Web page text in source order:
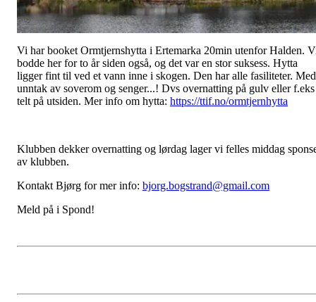
Vi har booket Ormtjernshytta i Ertemarka 20min utenfor Halden.
bodde her for to år siden også, og det var en stor suksess. Hytta
ligger fint til ved et vann inne i skogen. Den har alle fasiliteter. Med
unntak av soverom og senger...! Dvs overnatting på gulv eller
telt på utsiden. Mer info om hytta: https://ttif.no/ormtjernhytta
Klubben dekker overnatting og lørdag lager vi felles middag
av klubben.
Kontakt Bjørg for mer info: bjorg.bogstrand@gmail.com
Meld på i Spond!